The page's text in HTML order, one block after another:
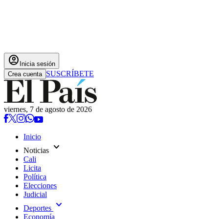
account_circle Inicia sesión
Crea cuenta SUSCRÍBETE
viernes, 7 de agosto de 2026
Inicio
Noticias expand_more
Cali
Licita
Política
Elecciones
Judicial
Deportes expand_more
Economía